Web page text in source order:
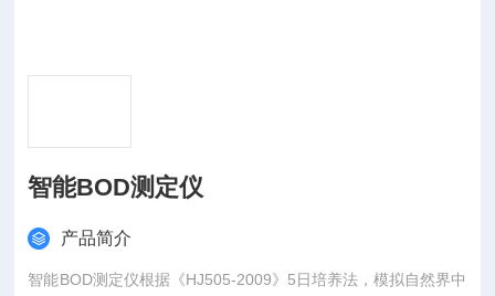
智能BOD测定仪
产品简介
智能BOD测定仪根据《HJ505-2009》5日培养法，模拟自然界中